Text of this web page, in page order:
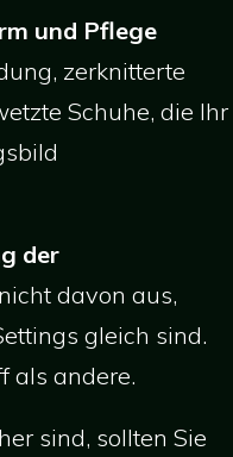
und Pflege
zerknitterte
Schuhe, die Ihr
der
davon aus,
gleich sind.
als andere.
sind, sollten Sie